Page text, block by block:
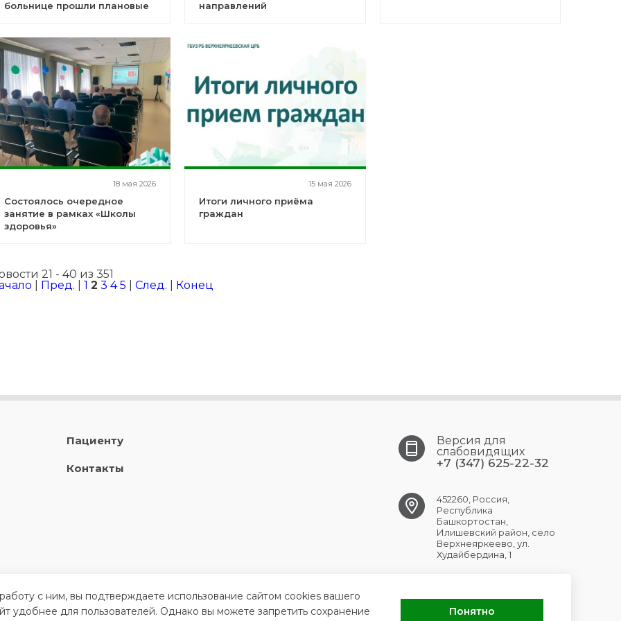
больнице прошли плановые
направлений
18 мая 2026
Состоялось очередное
занятие в рамках «Школы
здоровья»
15 мая 2026
Итоги личного приёма
граждан
21 - 40 из 351
Пред. 1 2 3 4 5 След. Конец
Пациенту
Контакты
Версия для
слабовидящих
+7 (347) 625-22-32
452260, Россия,
Республика
Башкортостан,
Илишевский район, село
Верхнеяркеево, ул.
Худайбердина, 1
с ним, вы подтверждаете использование сайтом cookies вашего
удобнее для пользователей. Однако вы можете запретить сохранение
Понятно